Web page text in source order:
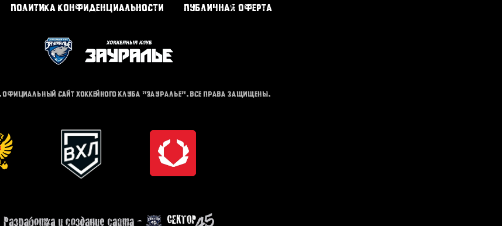
Политика конфиденциальности Публичная оферта
сайт хоккейного клуба "Зауралье". Все права защищены.